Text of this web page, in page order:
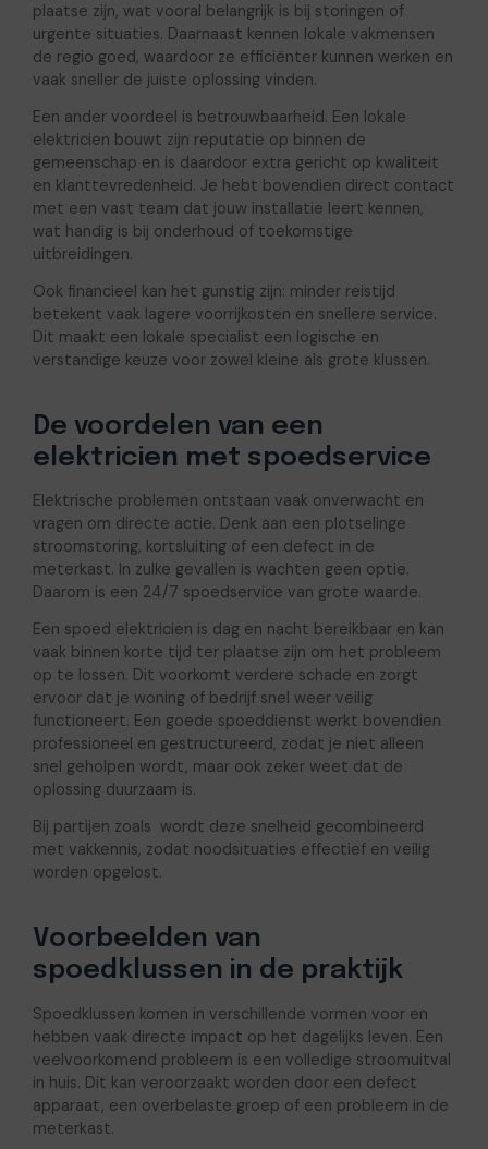
plaatse zijn, wat vooral belangrijk is bij storingen of
urgente situaties. Daarnaast kennen lokale vakmensen
de regio goed, waardoor ze efficiënter kunnen werken en
vaak sneller de juiste oplossing vinden.
Een ander voordeel is betrouwbaarheid. Een lokale
elektricien bouwt zijn reputatie op binnen de
gemeenschap en is daardoor extra gericht op kwaliteit
en klanttevredenheid. Je hebt bovendien direct contact
met een vast team dat jouw installatie leert kennen,
wat handig is bij onderhoud of toekomstige
uitbreidingen.
Ook financieel kan het gunstig zijn: minder reistijd
betekent vaak lagere voorrijkosten en snellere service.
Dit maakt een lokale specialist een logische en
verstandige keuze voor zowel kleine als grote klussen.
De voordelen van een
elektricien met spoedservice
Elektrische problemen ontstaan vaak onverwacht en
vragen om directe actie. Denk aan een plotselinge
stroomstoring, kortsluiting of een defect in de
meterkast. In zulke gevallen is wachten geen optie.
Daarom is een 24/7 spoedservice van grote waarde.
Een spoed elektricien is dag en nacht bereikbaar en kan
vaak binnen korte tijd ter plaatse zijn om het probleem
op te lossen. Dit voorkomt verdere schade en zorgt
ervoor dat je woning of bedrijf snel weer veilig
functioneert. Een goede spoeddienst werkt bovendien
professioneel en gestructureerd, zodat je niet alleen
snel geholpen wordt, maar ook zeker weet dat de
oplossing duurzaam is.
Bij partijen zoals wordt deze snelheid gecombineerd
met vakkennis, zodat noodsituaties effectief en veilig
worden opgelost.
Voorbeelden van
spoedklussen in de praktijk
Spoedklussen komen in verschillende vormen voor en
hebben vaak directe impact op het dagelijks leven. Een
veelvoorkomend probleem is een volledige stroomuitval
in huis. Dit kan veroorzaakt worden door een defect
apparaat, een overbelaste groep of een probleem in de
meterkast.